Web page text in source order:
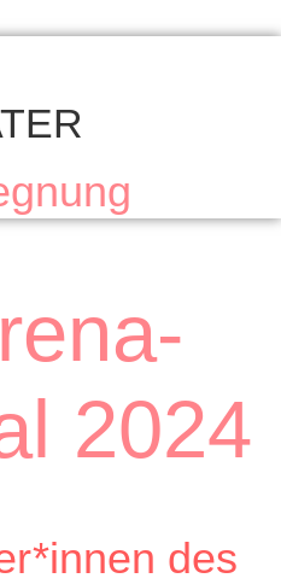
2024
des